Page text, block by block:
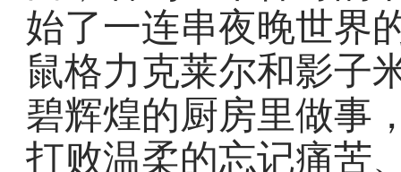
始了一连串夜晚世界
鼠格力克莱尔和影子
碧辉煌的厨房里做事
打败温柔的忘记痛苦